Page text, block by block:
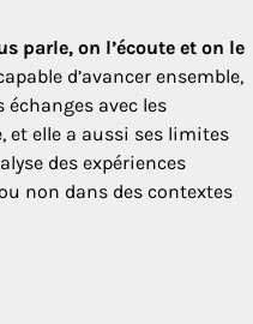
parle, on l’écoute et on le
d’avancer ensemble,
avec les
et elle a aussi ses limites
des expériences
non dans des contextes